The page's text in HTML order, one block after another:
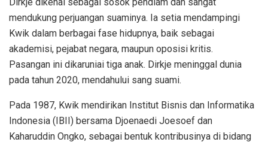
mendukung perjuangan suaminya. Ia setia mendampingi
Kwik dalam berbagai fase hidupnya, baik sebagai
akademisi, pejabat negara, maupun oposisi kritis.
Pasangan ini dikaruniai tiga anak. Dirkje meninggal dunia
pada tahun 2020, mendahului sang suami.
Pada 1987, Kwik mendirikan Institut Bisnis dan Informatika
Indonesia (IBII) bersama Djoenaedi Joesoef dan
Kaharuddin Ongko, sebagai bentuk kontribusinya di bidang